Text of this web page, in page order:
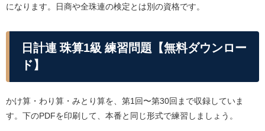
になります。日商や全珠連の検定とは別の資格です。
日計連 珠算1級 練習問題【無料ダウンロー
ド】
かけ算・わり算・みとり算を、第1回〜第30回まで収録していま
す。下のPDFを印刷して、本番と同じ形式で練習しましょう。